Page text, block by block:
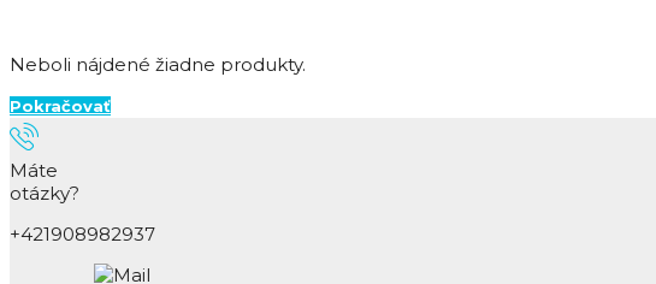
Neboli nájdené žiadne produkty.
Pokračovať
Máte
otázky?
+421908982937